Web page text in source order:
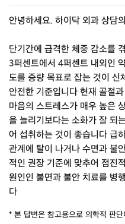
안녕하세요. 하이닥 외과 상담
단기간에 급격한 체중 감소를
3퍼센트에서 4퍼센트 내외인
도를 증량 목표로 잡는 것이 신
안전한 기준입니다 현재 골절
마음의 스트레스가 매우 높은
을 늘리기보다는 소화가 잘 되
어 섭취하는 것이 좋습니다 급
관계에 탈이 나거나 수면과 불
적인 권장 기준에 맞추어 점진
원인인 불면과 불안 치료를 병
다
* 본 답변은 참고용으로 의학적 판